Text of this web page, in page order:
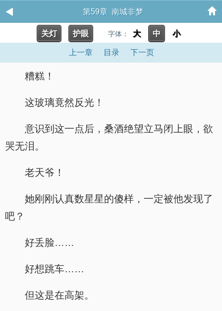
第59章 南城非梦
关灯 护眼 字体： 大 中 小
上一章 目录 下一页
糟糕！
这玻璃竟然反光！
意识到这一点后，桑酒绝望立马闭上眼，欲
哭无泪。
老天爷！
她刚刚认真数星星的傻样，一定被他发现了
吧？
好丢脸……
好想跳车……
但这是在高架。